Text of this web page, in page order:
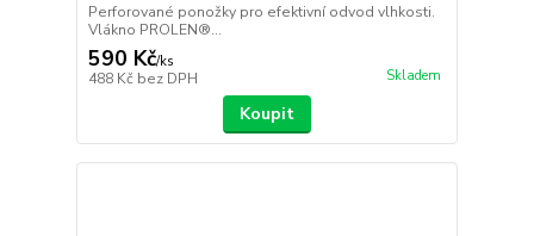
Perforované ponožky pro efektivní odvod vlhkosti.
Vlákno PROLEN®...
590 Kč/ks
488 Kč bez DPH Skladem
Koupit